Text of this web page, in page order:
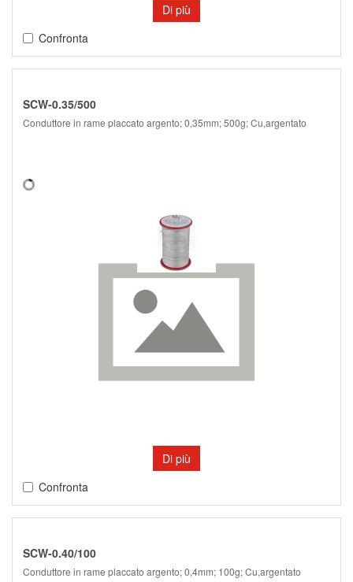
Di più
Confronta
SCW-0.35/500
Conduttore in rame placcato argento; 0,35mm; 500g; Cu,argentato
Di più
Confronta
SCW-0.40/100
Conduttore in rame placcato argento; 0,4mm; 100g; Cu,argentato